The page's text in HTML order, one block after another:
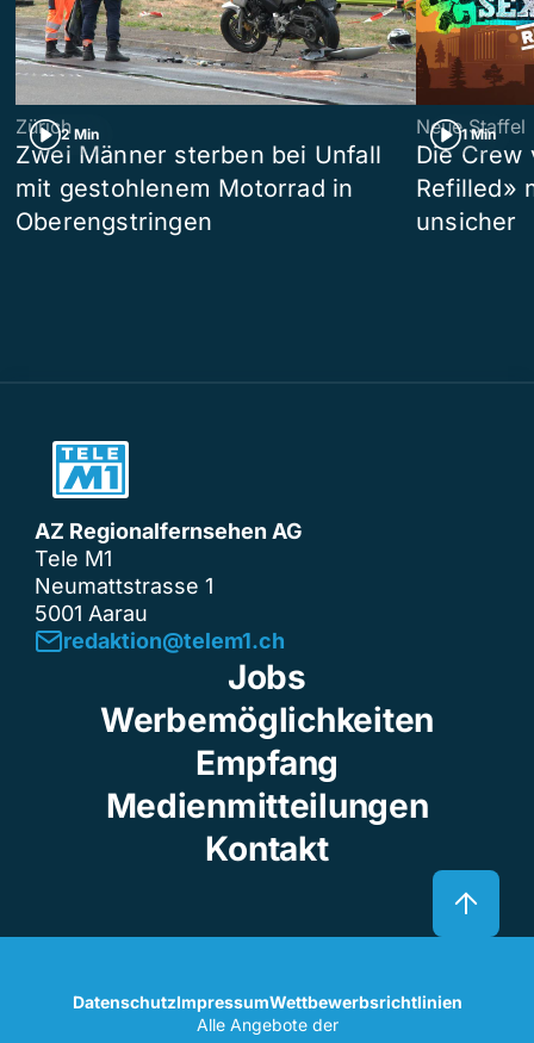
2 Min
Zürich
Zwei Männer sterben bei Unfall
mit gestohlenem Motorrad in
Oberengstringen
1 Min
Neue Staffel
Die Crew
Refilled»
unsicher
AZ Regionalfernsehen AG
Tele M1
Neumattstrasse 1
5001 Aarau
redaktion@telem1.ch
Jobs
Werbemöglichkeiten
Empfang
Medienmitteilungen
Kontakt
DatenschutzImpressumWettbewerbsrichtlinien
Alle Angebote der